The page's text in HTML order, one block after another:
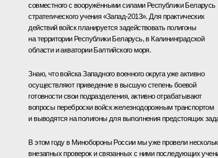
совместного с вооружёнными силами Республики Беларусь
стратегического учения «Запад‑2013». Для практических
действий войск планируется задействовать полигоны
на территории Республики Беларусь, в Калининградской
области и акватории Балтийского моря.
Знаю, что войска Западного военного округа уже активно
осуществляют приведение в высшую степень боевой
готовности свои подразделения, активно отрабатывают
вопросы переброски войск железнодорожным транспортом
и выводятся на полигоны для выполнения предстоящих
В этом году в Минобороны России мы уже провели
внезапных проверок и связанных с ними последующих